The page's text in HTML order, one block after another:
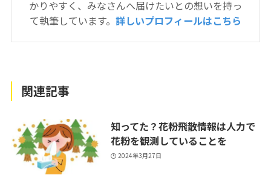
かりやすく、みなさんへ届けたいとの想いを持っ
て執筆しています。 詳しいプロフィールはこちら
関連記事
知ってた？花粉飛散情報は人力で
花粉を観測していることを
2024年3月27日